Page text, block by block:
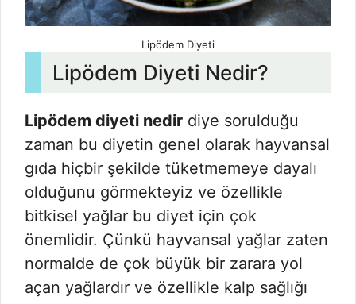
Lipödem Diyeti
Lipödem Diyeti Nedir?
Lipödem diyeti nedir diye sorulduğu
zaman bu diyetin genel olarak hayvansal
gıda hiçbir şekilde tüketmemeye dayalı
olduğunu görmekteyiz ve özellikle
bitkisel yağlar bu diyet için çok
önemlidir. Çünkü hayvansal yağlar zaten
normalde de çok büyük bir zarara yol
açan yağlardır ve özellikle kalp sağlığı